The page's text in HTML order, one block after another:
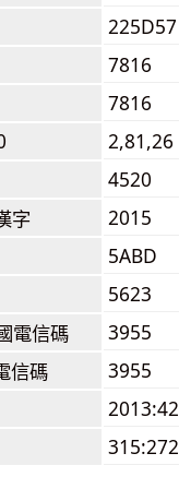
225D57
7816
7816
2,81,26
4520
字
2015
5ABD
5623
電信碼
3955
信碼
3955
315:272